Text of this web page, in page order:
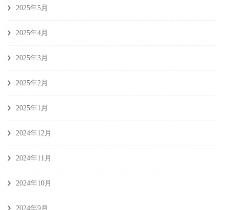
2025年5月
2025年4月
2025年3月
2025年2月
2025年1月
2024年12月
2024年11月
2024年10月
2024年9月